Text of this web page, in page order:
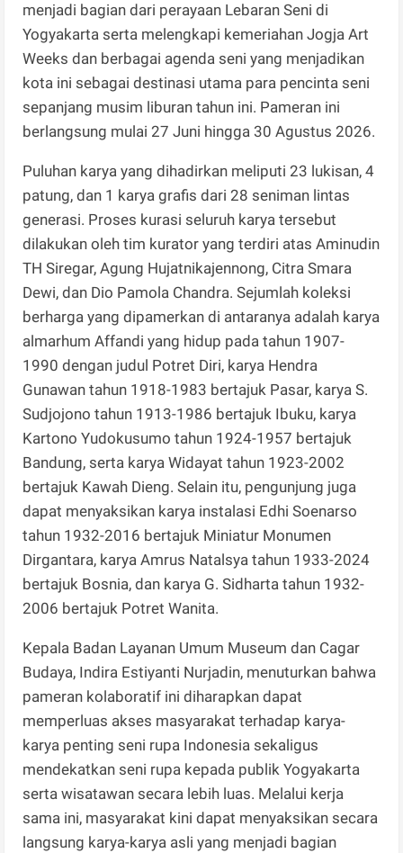
menjadi bagian dari perayaan Lebaran Seni di
Yogyakarta serta melengkapi kemeriahan Jogja Art
Weeks dan berbagai agenda seni yang menjadikan
kota ini sebagai destinasi utama para pencinta seni
sepanjang musim liburan tahun ini. Pameran ini
berlangsung mulai 27 Juni hingga 30 Agustus 2026.
​Puluhan karya yang dihadirkan meliputi 23 lukisan, 4
patung, dan 1 karya grafis dari 28 seniman lintas
generasi. Proses kurasi seluruh karya tersebut
dilakukan oleh tim kurator yang terdiri atas Aminudin
TH Siregar, Agung Hujatnikajennong, Citra Smara
Dewi, dan Dio Pamola Chandra. Sejumlah koleksi
berharga yang dipamerkan di antaranya adalah karya
almarhum Affandi yang hidup pada tahun 1907-
1990 dengan judul Potret Diri, karya Hendra
Gunawan tahun 1918-1983 bertajuk Pasar, karya S.
Sudjojono tahun 1913-1986 bertajuk Ibuku, karya
Kartono Yudokusumo tahun 1924-1957 bertajuk
Bandung, serta karya Widayat tahun 1923-2002
bertajuk Kawah Dieng. Selain itu, pengunjung juga
dapat menyaksikan karya instalasi Edhi Soenarso
tahun 1932-2016 bertajuk Miniatur Monumen
Dirgantara, karya Amrus Natalsya tahun 1933-2024
bertajuk Bosnia, dan karya G. Sidharta tahun 1932-
2006 bertajuk Potret Wanita.
​Kepala Badan Layanan Umum Museum dan Cagar
Budaya, Indira Estiyanti Nurjadin, menuturkan bahwa
pameran kolaboratif ini diharapkan dapat
memperluas akses masyarakat terhadap karya-
karya penting seni rupa Indonesia sekaligus
mendekatkan seni rupa kepada publik Yogyakarta
serta wisatawan secara lebih luas. Melalui kerja
sama ini, masyarakat kini dapat menyaksikan secara
langsung karya-karya asli yang menjadi bagian